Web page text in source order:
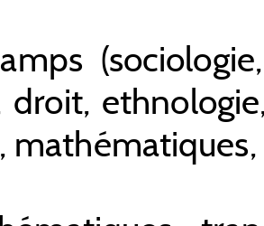
droit,